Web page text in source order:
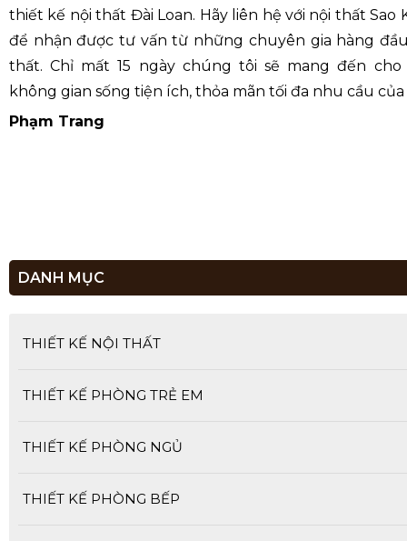
thiết kế nội thất Đài Loan. Hãy liên hệ với nội thất Sao
để nhận được tư vấn từ những chuyên gia hàng
thất. Chỉ mất 15 ngày chúng tôi sẽ mang đến
không gian sống tiện ích, thỏa mãn tối đa nhu cầu
Phạm Trang
DANH MỤC
THIẾT KẾ NỘI THẤT
THIẾT KẾ PHÒNG TRẺ EM
THIẾT KẾ PHÒNG NGỦ
THIẾT KẾ PHÒNG BẾP